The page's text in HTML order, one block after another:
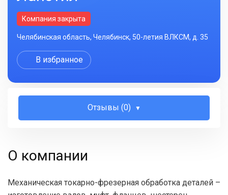
Компания закрыта
Челябинская область, Челябинск, 50-летия ВЛКСМ, д. 35
В избранное
Отзывы (0)
О компании
Механическая токарно-фрезерная обработка деталей –